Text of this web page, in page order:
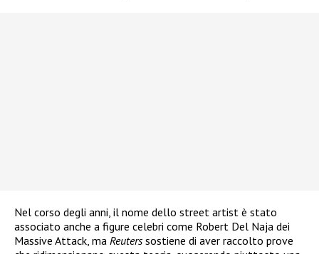
Nel corso degli anni, il nome dello street artist è stato
associato anche a figure celebri come Robert Del Naja dei
Massive Attack, ma Reuterssostiene di aver raccolto prove